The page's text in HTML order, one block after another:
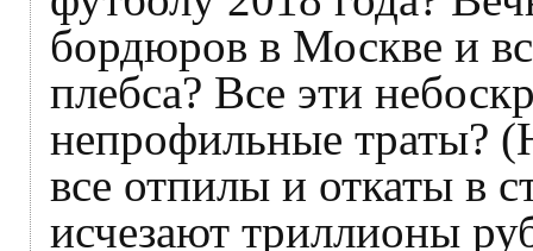
бордюров в Москве и
плебса? Все эти
непрофильные траты?
все отпилы и откаты в
исчезают триллионы